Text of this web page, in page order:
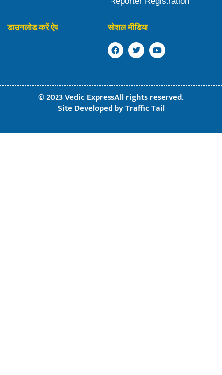
डाउनलोड करें ऐप सोशल मीडिया
© 2023 Vedic ExpressAll rights reserved.
Site Developed byTraffic Tail